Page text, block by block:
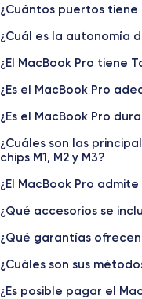
¿Cuántos puertos tiene
¿Cuál es la autonomía
¿El MacBook Pro tiene
¿Es el MacBook Pro
¿Es el MacBook Pro
¿Cuáles son las
chips M1, M2 y M3?
¿El MacBook Pro
¿Qué accesorios se
¿Qué garantías
¿Cuáles son sus
¿Es posible pagar el